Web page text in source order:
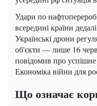
Удари по
всередині країни
Українські дрони
об'єкти — лише 16
повідомив про
Економіка війни для
Що означає